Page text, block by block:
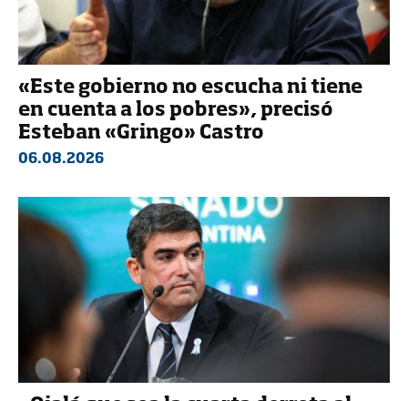
«Este gobierno no escucha ni tiene
en cuenta a los pobres», precisó
Esteban «Gringo» Castro
06.08.2026